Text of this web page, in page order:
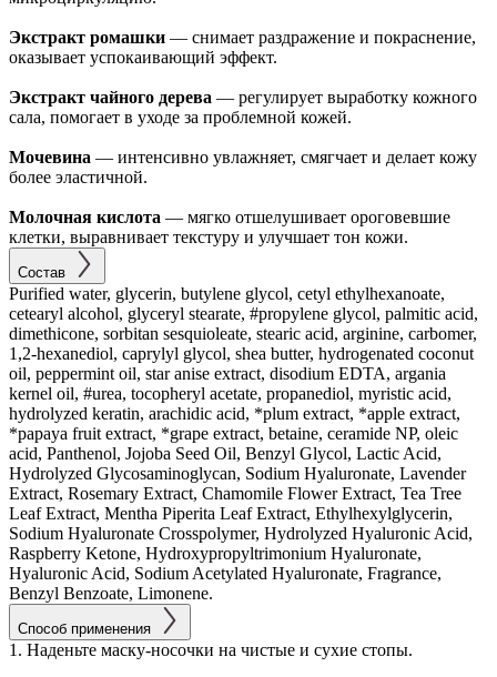
Экстракт ромашки — снимает раздражение и покраснение,
оказывает успокаивающий эффект.
Экстракт чайного дерева — регулирует выработку кожного
сала, помогает в уходе за проблемной кожей.
Мочевина — интенсивно увлажняет, смягчает и делает кожу
более эластичной.
Молочная кислота — мягко отшелушивает ороговевшие
клетки, выравнивает текстуру и улучшает тон кожи.
Состав
Purified water, glycerin, butylene glycol, cetyl ethylhexanoate,
cetearyl alcohol, glyceryl stearate, #propylene glycol, palmitic acid,
dimethicone, sorbitan sesquioleate, stearic acid, arginine, carbomer,
1,2-hexanediol, caprylyl glycol, shea butter, hydrogenated coconut
oil, peppermint oil, star anise extract, disodium EDTA, argania
kernel oil, #urea, tocopheryl acetate, propanediol, myristic acid,
hydrolyzed keratin, arachidic acid, *plum extract, *apple extract,
*papaya fruit extract, *grape extract, betaine, ceramide NP, oleic
acid, Panthenol, Jojoba Seed Oil, Benzyl Glycol, Lactic Acid,
Hydrolyzed Glycosaminoglycan, Sodium Hyaluronate, Lavender
Extract, Rosemary Extract, Chamomile Flower Extract, Tea Tree
Leaf Extract, Mentha Piperita Leaf Extract, Ethylhexylglycerin,
Sodium Hyaluronate Crosspolymer, Hydrolyzed Hyaluronic Acid,
Raspberry Ketone, Hydroxypropyltrimonium Hyaluronate,
Hyaluronic Acid, Sodium Acetylated Hyaluronate, Fragrance,
Benzyl Benzoate, Limonene.
Способ применения
1. Наденьте маску-носочки на чистые и сухие стопы.